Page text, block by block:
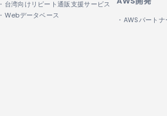
・台湾向けリピート通販支援サービス
・Webデータベース
・AWSパート